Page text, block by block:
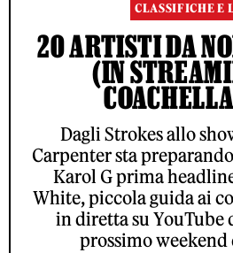
CLASSIFICHE E
20 ARTISTI DA
(IN
Dagli Strokes allo
Carpenter sta
Karol G prima
White, piccola guida ai
in diretta su YouTube
prossimo